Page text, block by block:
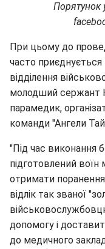
Порятунок
При цьому до
часто
відділення
молодший сержант
парамедик,
команди "Ангели
"Під час виконання
підготовлений
отримати
відлік так званої
допомогу і
до медичного